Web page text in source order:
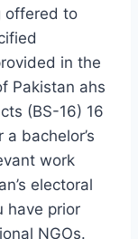
offered to
in the
Pakistan ahs
(BS-16) 16
bachelor’s
work
electoral
have prior
NGOs.